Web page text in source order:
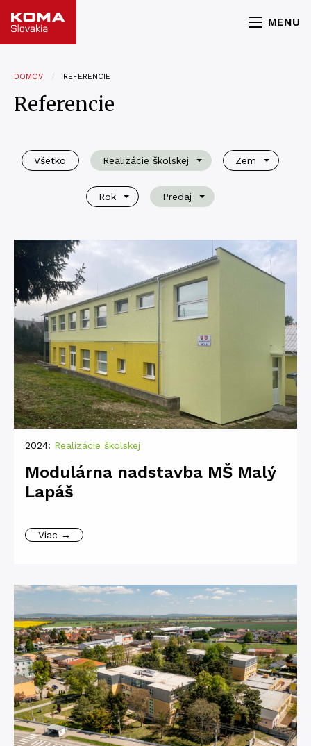
MENU
DOMOV REFERENCIE
Referencie
Všetko Realizácie školskej Zem
Rok Predaj
2024: Realizácie školskej
Modulárna nadstavba MŠ Malý
Lapáš
Viac →